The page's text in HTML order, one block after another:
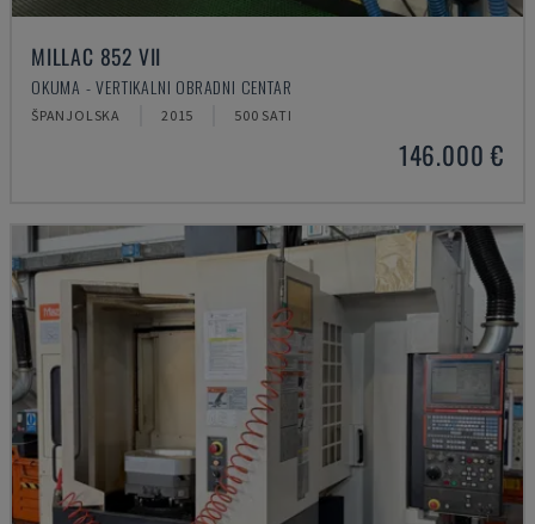
MILLAC 852 VII
OKUMA - VERTIKALNI OBRADNI CENTAR
ŠPANJOLSKA 2015 500 SATI
146.000 €